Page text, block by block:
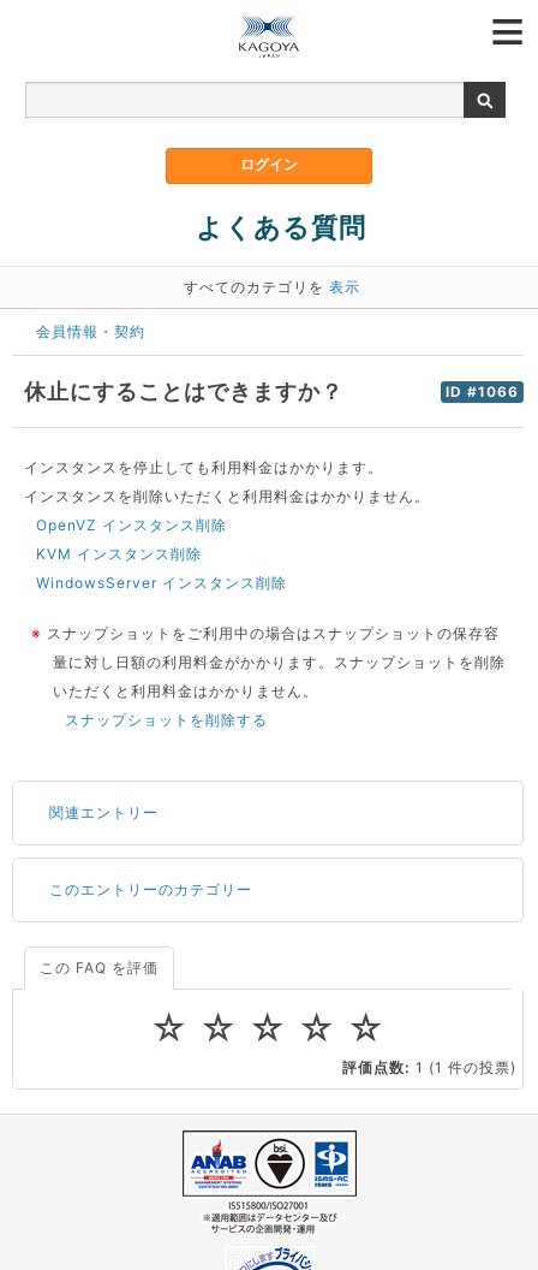
よくある質問
すべてのカテゴリを 表示
会員情報・契約
ID #1066
休止にすることはできますか？
インスタンスを停止しても利用料金はかかります。
インスタンスを削除いただくと利用料金はかかりません。
OpenVZ インスタンス削除
KVM インスタンス削除
WindowsServer インスタンス削除
※ スナップショットをご利用中の場合はスナップショットの保存容
量に対し日額の利用料金がかかります。スナップショットを削除
いただくと利用料金はかかりません。
スナップショットを削除する
関連エントリー
サーバーが重いので調査してほしい
一つの IP アドレスに複数のウェブサイトを公開したい
CPUやメモリをアップグレードしたい
virtio とは何ですか？
ストレージ容量を追加できますか？
このエントリーのカテゴリー
会員情報・契約
この FAQ を評価
☆
☆
☆
☆
☆
評価点数: 1 (1 件の投票)